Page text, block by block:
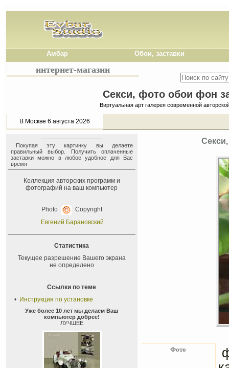
Амбар Обои, заставки
интернет-магазин
Секси, фото обои фон
Виртуальная арт галерея современной
В Москве 6 августа 2026
Покупая эту картинку вы делаете
правильный выбор. Получить оплаченные
заставки можно в любое удобное для Вас
время
Коллекция авторских программ и
фотографий на ваш компьютер
Photo
Copyright
Евгений Барановский
Статистика
Текущее разрешение Вашего экрана
не определено
Ссылки по теме
• Инструкция по установке
Уже более 10 лет мы делаем Ваш
компьютер добрее!
ЛУЧШЕЕ
Фото